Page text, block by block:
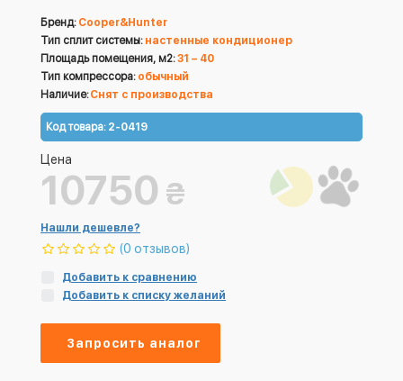
Бренд: Cooper&Hunter
Тип сплит системы: настенные кондиционер
Площадь помещения, м2:31 – 40
Тип компрессора: обычный
Наличие:Снят с производства
Код товара: 2-0419
Цена
10750 ₴
Нашли дешевле?
(0 отзывов)
Добавить к сравнению
Добавить к списку желаний
Запросить аналог